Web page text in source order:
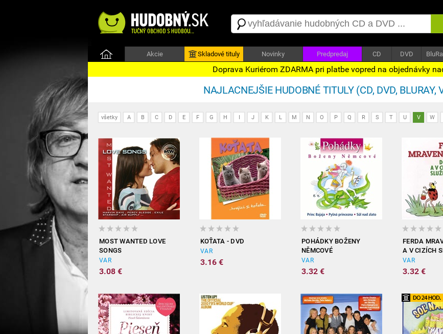
Akcie Skladové tituly Novinky Predpredaj CD DVD
Doprava Kuriérom ZDARMA pri platbe vopred na objednávky
NAJLACNEJŠIE HUDOBNÉ TITULY (CD, DVD, BLURAY,
všetky A B C D E F G H I J K L M N O P Q R S T U V W
MOST WANTED LOVE
SONGS
VAR
3.08 €
KOŤATA - DVD
VAR
3.16 €
POHÁDKY BOŽENY
NĚMCOVÉ
VAR
3.32 €
FERDA
A V CIZÍCH
VAR
3.32 €